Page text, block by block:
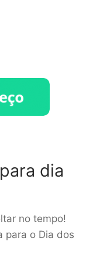
dia
no tempo!
para o Dia dos